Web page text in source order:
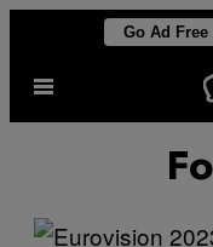
садржај
Go Ad Free
Otvori